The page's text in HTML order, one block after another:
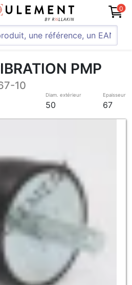
0
PMP
10
Diam. extérieur
50
Epaisseur
67